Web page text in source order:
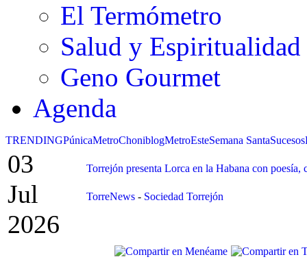
El Termómetro
Salud y Espiritualidad
Geno Gourmet
Agenda
TRENDINGPúnicaMetroChoniblogMetroEsteSemana SantaSucesos
03
Jul
2026
Torrejón presenta Lorca en la Habana con poesía,
TorreNews - Sociedad Torrejón